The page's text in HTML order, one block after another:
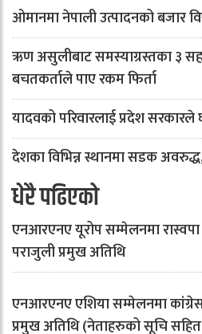
ओमानमा नेपाली उत्पादनको बजार
ऋण असुलीबाट समस्याग्रस्तका ३
बचतकर्ताले पाए रकम फिर्ता
यादवको परिवारलाई प्रदेश सरकारले
देशका विभिन्न स्थानमा सडक
धेरै पढिएको
एनआरएनए यूरोप सम्मेलनमा
पराजुली प्रमुख अतिथि
एनआरएनए एशिया सम्मेलनमा
प्रमुख अतिथि (नेताहरुको सूचि